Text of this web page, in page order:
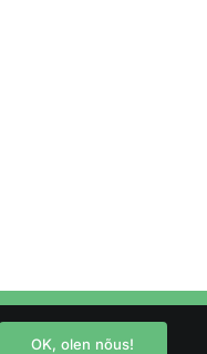
OK, olen nõus!